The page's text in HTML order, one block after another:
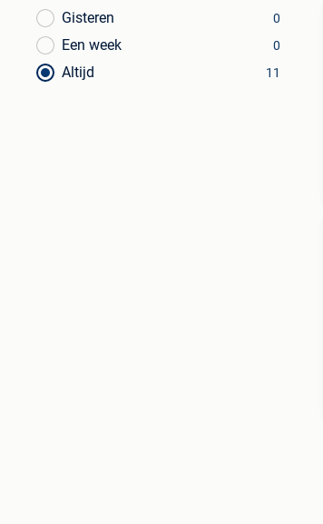
Gisteren 0
Een week 0
Altijd 11